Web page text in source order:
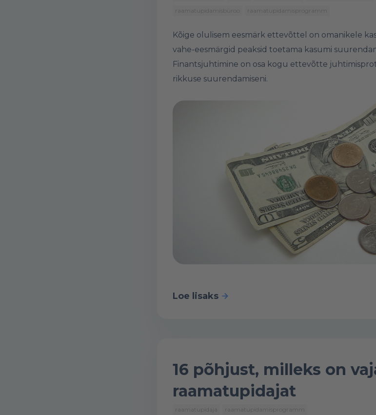
raamatupidamisbüroo
raamatupidamisprogramm
Kõige olulisem eesmärk ettevõttel on omanikele
vahe-eesmärgid peaksid toetama kasumi
Finantsjuhtimine on osa kogu ettevõtte
rikkuse suurendamiseni.
Loe lisaks
16 põhjust, milleks on
raamatupidajat
raamatupidaja raamatupidamisprogramm